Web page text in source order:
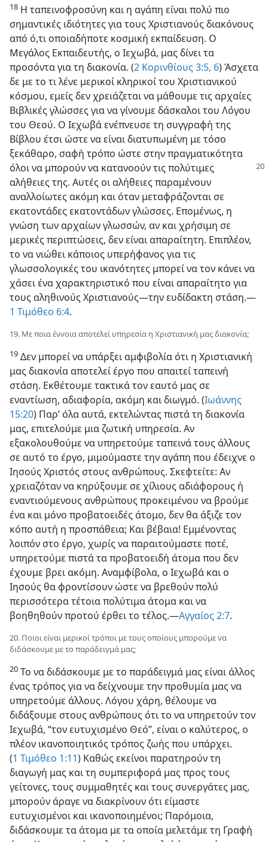
18 Η ταπεινοφροσύνη και η αγάπη είναι πολύ πιο
σημαντικές ιδιότητες για τους Χριστιανούς διακόνους
από ό,τι οποιαδήποτε κοσμική εκπαίδευση. Ο
Μεγάλος Εκπαιδευτής, ο Ιεχωβά, μας δίνει τα
προσόντα για τη διακονία. (2 Κορινθίους 3:5, 6) Άσχετα
δε με το τι λένε μερικοί κληρικοί του Χριστιανικού
κόσμου, εμείς δεν χρειάζεται να μάθουμε τις αρχαίες
Βιβλικές γλώσσες για να γίνουμε δάσκαλοι του Λόγου
του Θεού. Ο Ιεχωβά ενέπνευσε τη συγγραφή της
Βίβλου έτσι ώστε να είναι διατυπωμένη με τόσο
ξεκάθαρο, σαφή τρόπο ώστε στην πραγματικότητα
όλοι να μπορούννα κατανοούν τις πολύτιμες
αλήθειες της. Αυτές οι αλήθειες παραμένουν
αναλλοίωτες ακόμη και όταν μεταφράζονται σε
εκατοντάδες εκατοντάδων γλώσσες. Επομένως, η
γνώση των αρχαίων γλωσσών, αν και χρήσιμη σε
μερικές περιπτώσεις, δεν είναι απαραίτητη. Επιπλέον,
το να νιώθει κάποιος υπερήφανος για τις
γλωσσολογικές του ικανότητες μπορεί να τον κάνει να
χάσει ένα χαρακτηριστικό που είναι απαραίτητο για
τους αληθινούς Χριστιανούς​—την ευδίδακτη στάση.​—
1 Τιμόθεο 6:4.
19. Με ποια έννοια αποτελεί υπηρεσία η Χριστιανική μας διακονία;
19 Δεν μπορεί να υπάρξει αμφιβολία ότι η Χριστιανική
μας διακονία αποτελεί έργο που απαιτεί ταπεινή
στάση. Εκθέτουμε τακτικά τον εαυτό μας σε
εναντίωση, αδιαφορία, ακόμη και διωγμό. (Ιωάννης
15:20) Παρ’ όλα αυτά, εκτελώντας πιστά τη διακονία
μας, επιτελούμε μια ζωτική υπηρεσία. Αν
εξακολουθούμε να υπηρετούμε ταπεινά τους άλλους
σε αυτό το έργο, μιμούμαστε την αγάπη που έδειχνε ο
Ιησούς Χριστός στους ανθρώπους. Σκεφτείτε: Αν
χρειαζόταν να κηρύξουμε σε χίλιους αδιάφορους ή
εναντιούμενους ανθρώπους προκειμένου να βρούμε
ένα και μόνο προβατοειδές άτομο, δεν θα άξιζε τον
κόπο αυτή η προσπάθεια; Και βέβαια! Εμμένοντας
λοιπόν στο έργο, χωρίς να παραιτούμαστε ποτέ,
υπηρετούμε πιστά τα προβατοειδή άτομα που δεν
έχουμε βρει ακόμη. Αναμφίβολα, ο Ιεχωβά και ο
Ιησούς θα φροντίσουν ώστε να βρεθούν πολύ
περισσότερα τέτοια πολύτιμα άτομα και να
βοηθηθούν προτού έρθει το τέλος.​—Αγγαίος 2:7.
20. Ποιοι είναι μερικοί τρόποι με τους οποίους μπορούμε να
διδάσκουμε με το παράδειγμά μας;
20 Το να διδάσκουμε με το παράδειγμά μας είναι άλλος
ένας τρόπος για να δείχνουμε την προθυμία μας να
υπηρετούμε άλλους. Λόγου χάρη, θέλουμε να
διδάξουμε στους ανθρώπους ότι το να υπηρετούν τον
Ιεχωβά, “τον ευτυχισμένο Θεό”, είναι ο καλύτερος, ο
πλέον ικανοποιητικός τρόπος ζωής που υπάρχει.
(1 Τιμόθεο 1:11) Καθώς εκείνοι παρατηρούν τη
διαγωγή μας και τη συμπεριφορά μας προς τους
γείτονες, τους συμμαθητές και τους συνεργάτες μας,
μπορούν άραγε να διακρίνουν ότι είμαστε
ευτυχισμένοι και ικανοποιημένοι; Παρόμοια,
διδάσκουμε τα άτομα με τα οποία μελετάμε τη Γραφή